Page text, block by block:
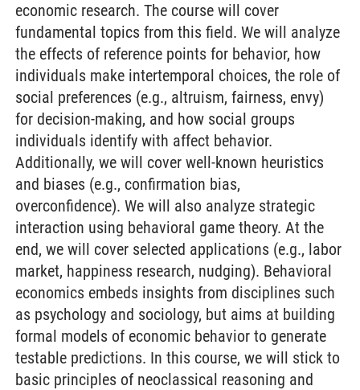
economic research. The course will cover
fundamental topics from this field. We will analyze
the effects of reference points for behavior, how
individuals make intertemporal choices, the role of
social preferences (e.g., altruism, fairness, envy)
for decision-making, and how social groups
individuals identify with affect behavior.
Additionally, we will cover well-known heuristics
and biases (e.g., confirmation bias,
overconfidence). We will also analyze strategic
interaction using behavioral game theory. At the
end, we will cover selected applications (e.g., labor
market, happiness research, nudging). Behavioral
economics embeds insights from disciplines such
as psychology and sociology, but aims at building
formal models of economic behavior to generate
testable predictions. In this course, we will stick to
basic principles of neoclassical reasoning and